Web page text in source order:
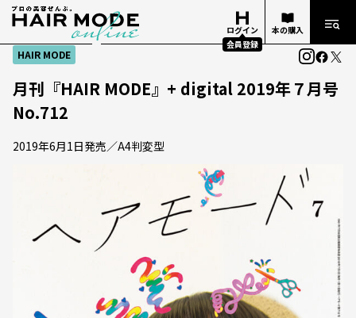
ログイン
会員登録
本の購入
HAIR MODE
月刊『HAIR MODE』+ digital 2019年７月号
No.712
2019年6月1日発売／A4判変型